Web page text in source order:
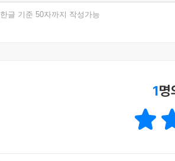
한글 기준 50자까지 작성가능
1명